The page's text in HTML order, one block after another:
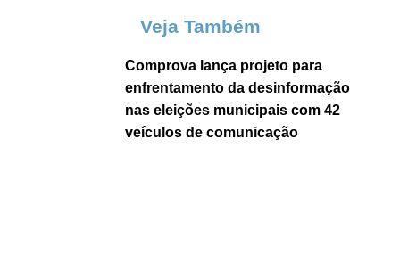
Veja Também
Comprova lança projeto para
enfrentamento da desinformação
nas eleições municipais com 42
veículos de comunicação